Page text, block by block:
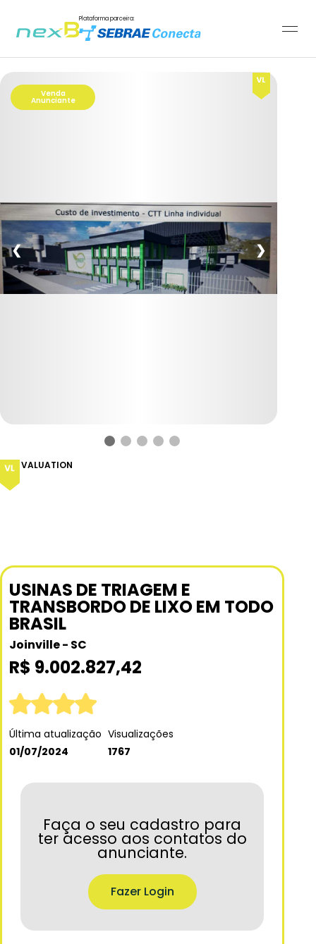
Plataforma parceira:
Venda
Anunciante
❮ ❯
VALUATION
USINAS DE TRIAGEM E
TRANSBORDO DE LIXO EM TODO
BRASIL
Joinville - SC
R$ 9.002.827,42
Última atualização
01/07/2024
Visualizações
1767
Faça o seu cadastro para
ter acesso aos contatos do
anunciante.
Fazer Login